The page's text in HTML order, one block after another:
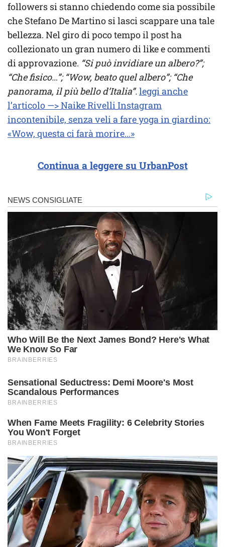
followers si stanno chiedendo come sia possibile
che Stefano De Martino si lasci scappare una tale
bellezza. Nel giro di poco tempo il post ha
collezionato un gran numero di like e commenti
di approvazione. “Si può invidiare un albero?”;
“Che fisico…”; “Wow, beato quel albero”; “Che
panorama, il più bello d’Italia”.leggi anche
l’articolo —> Naike Rivelli Instagram
incontenibile, senza veli a fare yoga in giardino:
«Wow, questa ci farà morire…»
Continua a leggere su UrbanPost